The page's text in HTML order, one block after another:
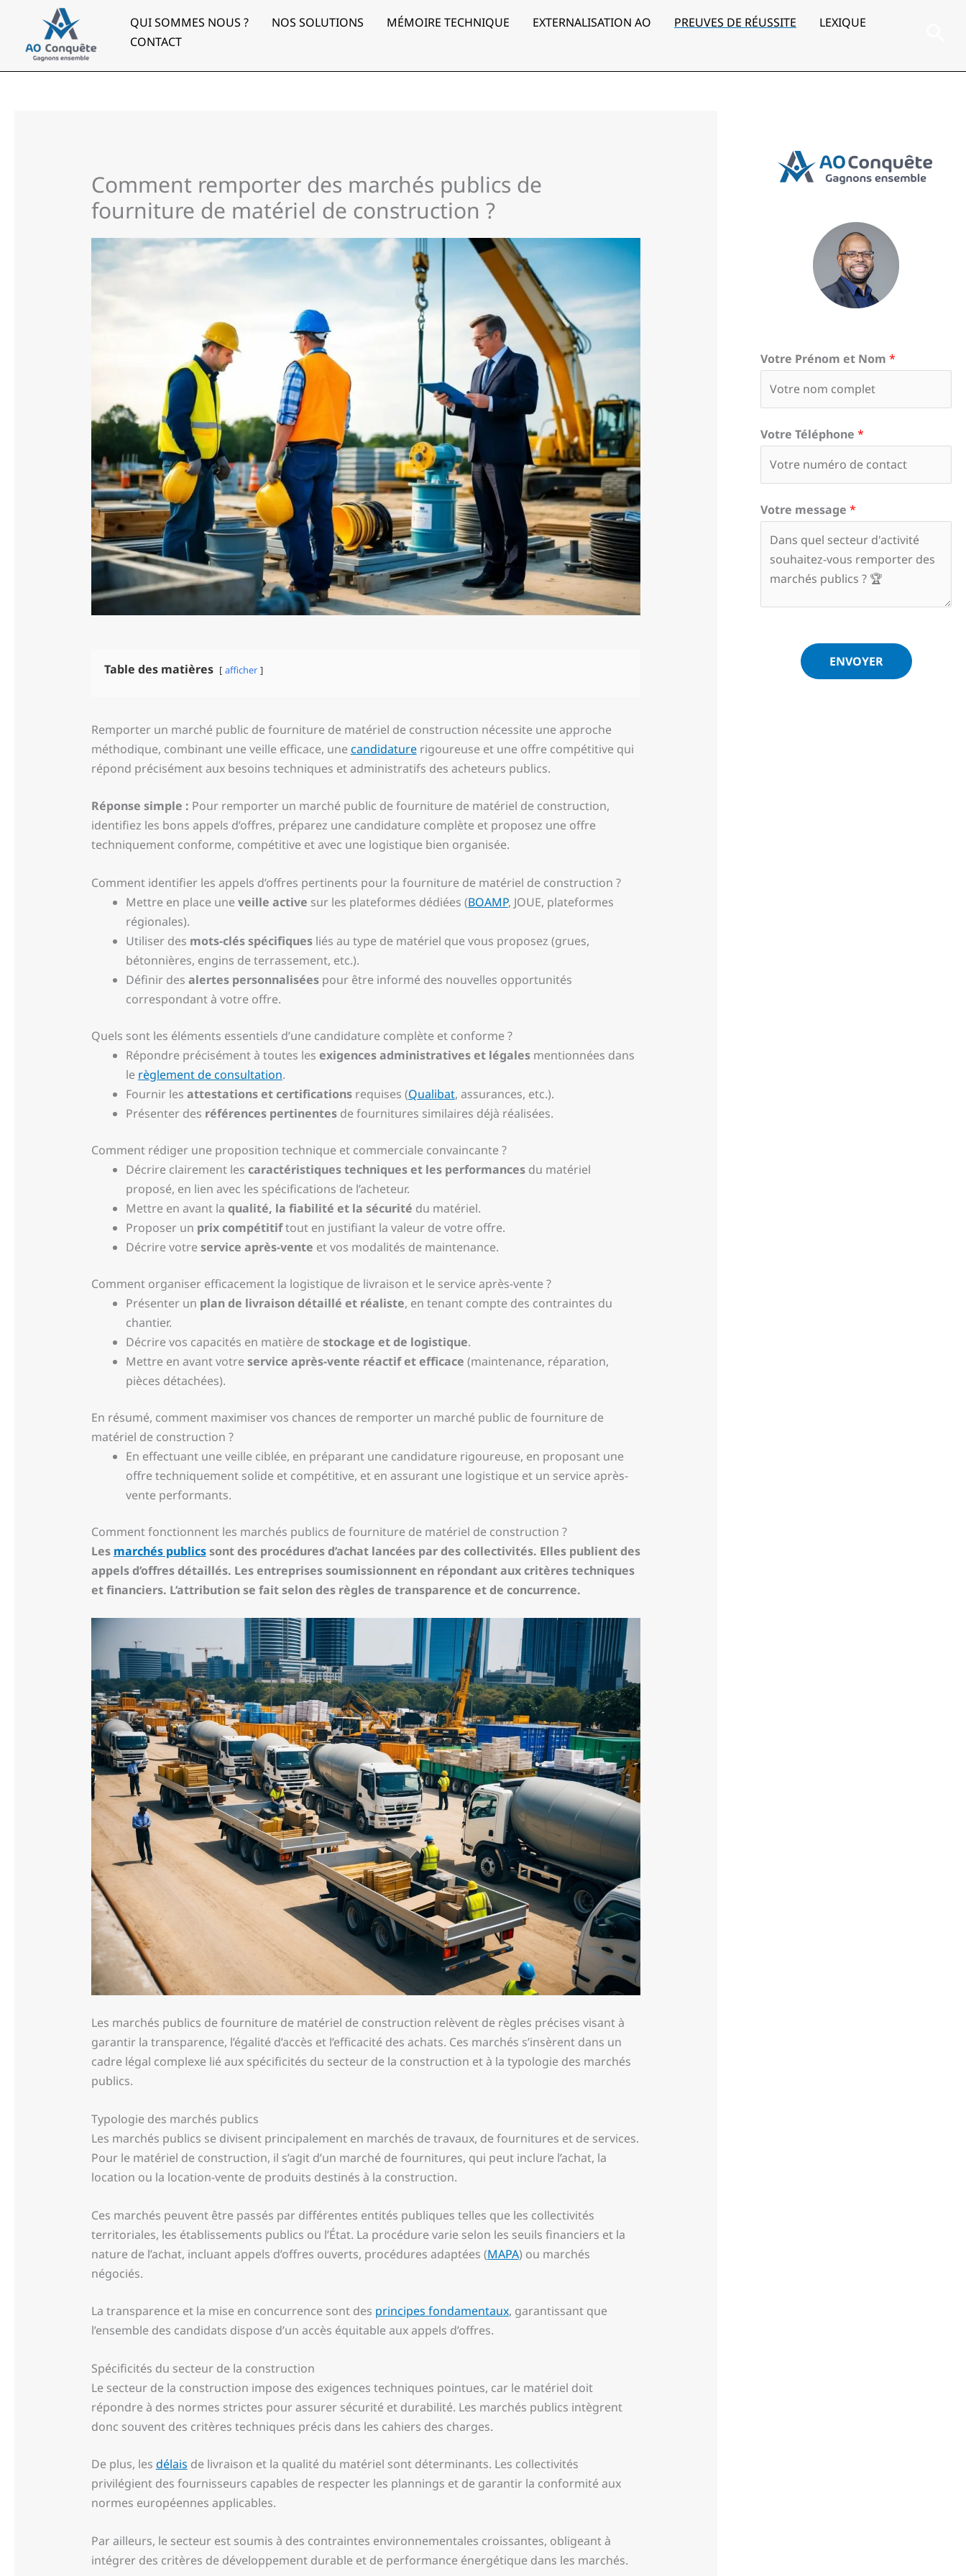
contenu
QUI SOMMES NOUS ? NOS SOLUTIONS MÉMOIRE TECHNIQUE EXTERNALISATION AO PREUVES DE RÉUSSITE
LEXIQUE
CONTACT
Comment remporter des marchés publics de
fourniture de matériel de construction ?
Table des matières afficher
Remporter un marché public de fourniture de matériel de construction nécessite une approche
méthodique, combinant une veille efficace, unecandidaturerigoureuse et une offre compétitive qui
répond précisément aux besoins techniques et administratifs des acheteurs publics.
Réponse simple : Pour remporter un marché public de fourniture de matériel de construction,
identifiez les bons appels d’offres, préparez une candidature complète et proposez une offre
techniquement conforme, compétitive et avec une logistique bien organisée.
Comment identifier les appels d’offres pertinents pour la fourniture de matériel de construction ?
Mettre en place uneveille active sur les plateformes dédiées (BOAMP, JOUE, plateformes
régionales).
Utiliser des mots-clés spécifiquesliés au type de matériel que vous proposez (grues,
bétonnières, engins de terrassement, etc.).
Définir des alertes personnaliséespour être informé des nouvelles opportunités
correspondant à votre offre.
Quels sont les éléments essentiels d’une candidature complète et conforme ?
Répondre précisément à toutes les exigences administratives et légalesmentionnées dans
le règlement de consultation.
Fournir les attestations et certificationsrequises (Qualibat, assurances, etc.).
Présenter des références pertinentesde fournitures similaires déjà réalisées.
Comment rédiger une proposition technique et commerciale convaincante ?
Décrire clairement les caractéristiques techniques et les performancesdu matériel
proposé, en lien avec les spécifications de l’acheteur.
Mettre en avant la qualité, la fiabilité et la sécurité du matériel.
Proposer un prix compétitiftout en justifiant la valeur de votre offre.
Décrire votreservice après-vente et vos modalités de maintenance.
Comment organiser efficacement la logistique de livraison et le service après-vente ?
Présenter un plan de livraison détaillé et réaliste, en tenant compte des contraintes du
chantier.
Décrire vos capacités en matière destockage et de logistique.
Mettre en avant votreservice après-vente réactif et efficace (maintenance, réparation,
pièces détachées).
En résumé, comment maximiser vos chances de remporter un marché public de fourniture de
matériel de construction ?
En effectuant une veille ciblée, en préparant une candidature rigoureuse, en proposant une
offre techniquement solide et compétitive, et en assurant une logistique et un service après-
vente performants.
Comment fonctionnent les marchés publics de fourniture de matériel de construction ?
Les marchés publicssont des procédures d’achat lancées par des collectivités. Elles publient des
appels d’offres détaillés. Les entreprises soumissionnent en répondant aux critères techniques
et financiers. L’attribution se fait selon des règles de transparence et de concurrence.
Les marchés publics de fourniture de matériel de construction relèvent de règles précises visant à
garantir la transparence, l’égalité d’accès et l’efficacité des achats. Ces marchés s’insèrent dans un
cadre légal complexe lié aux spécificités du secteur de la construction et à la typologie des marchés
publics.
Typologie des marchés publics
Les marchés publics se divisent principalement en marchés de travaux, de fournitures et de services.
Pour le matériel de construction, il s’agit d’un marché de fournitures, qui peut inclure l’achat, la
location ou la location-vente de produits destinés à la construction.
Ces marchés peuvent être passés par différentes entités publiques telles que les collectivités
territoriales, les établissements publics ou l’État. La procédure varie selon les seuils financiers et la
nature de l’achat, incluant appels d’offres ouverts, procédures adaptées (MAPA) ou marchés
négociés.
La transparence et la mise en concurrence sont des principes fondamentaux, garantissant que
l’ensemble des candidats dispose d’un accès équitable aux appels d’offres.
Spécificités du secteur de la construction
Le secteur de la construction impose des exigences techniques pointues, car le matériel doit
répondre à des normes strictes pour assurer sécurité et durabilité. Les marchés publics intègrent
donc souvent des critères techniques précis dans les cahiers des charges.
De plus, les délais de livraison et la qualité du matériel sont déterminants. Les collectivités
privilégient des fournisseurs capables de respecter les plannings et de garantir la conformité aux
normes européennes applicables.
Par ailleurs, le secteur est soumis à des contraintes environnementales croissantes, obligeant à
intégrer des critères de développement durable et de performance énergétique dans les marchés.
Votre Prénom et Nom *
Votre Téléphone *
Votre message *
ENVOYER